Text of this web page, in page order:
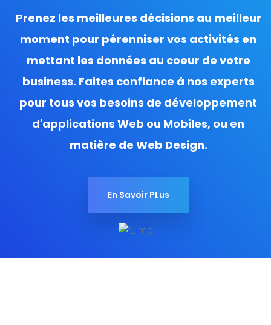
Prenez les meilleures décisions au meilleur
moment pour pérenniser vos activités en
mettant les données au coeur de votre
business. Faites confiance à nos experts
pour tous vos besoins de développement
d'applications Web ou Mobiles, ou en
matière de Web Design.
En Savoir PLus